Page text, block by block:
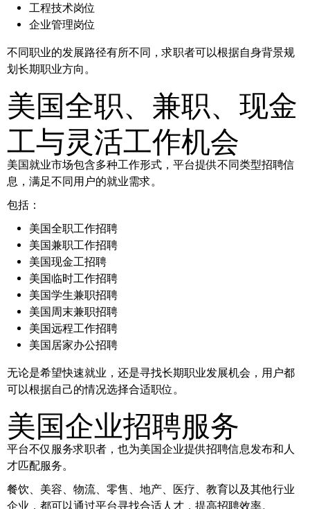
工程技术岗位
企业管理岗位
不同职业的发展路径有所不同，求职者可以根据自身背景规
划长期职业方向。
美国全职、兼职、现金
工与灵活工作机会
美国就业市场包含多种工作形式，平台提供不同类型招聘信
息，满足不同用户的就业需求。
包括：
美国全职工作招聘
美国兼职工作招聘
美国现金工招聘
美国临时工作招聘
美国学生兼职招聘
美国周末兼职招聘
美国远程工作招聘
美国居家办公招聘
无论是希望快速就业，还是寻找长期职业发展机会，用户都
可以根据自己的情况选择合适职位。
美国企业招聘服务
平台不仅服务求职者，也为美国企业提供招聘信息发布和人
才匹配服务。
餐饮、美容、物流、零售、地产、医疗、教育以及其他行业
企业，都可以通过平台寻找合适人才，提高招聘效率。